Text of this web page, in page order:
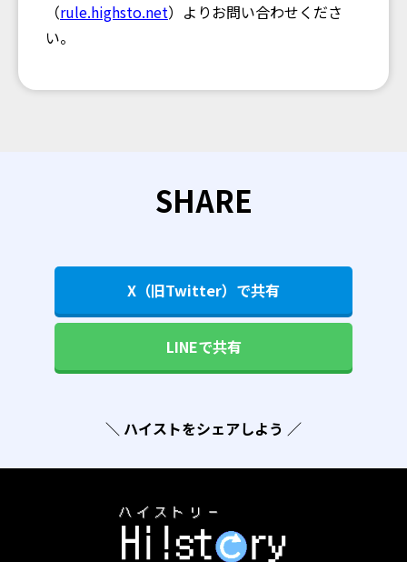
（rule.highsto.net）よりお問い合わせくださ
い。
SHARE
X（旧Twitter）で共有
LINEで共有
＼ ハイストをシェアしよう ／